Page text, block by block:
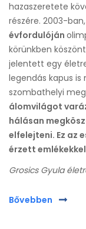
hazaszeretete
részére. 2003-ban,
évfordulóján
körünkben
jelentett egy
legendás kapus
szombathelyi
álomvilágot
hálásan
elfelejteni. Ez az
érzett
Grosics Gyula
Bővebben